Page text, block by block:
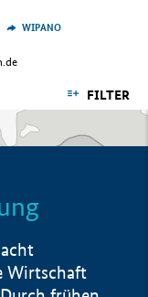
WIPANO
FILTER
Wirtschaft